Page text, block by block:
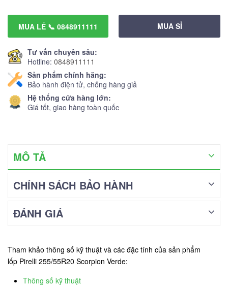
MUA LẺ 📞 0848911111 MUA SỈ
Tư vấn chuyên sâu:
Hotline: 0848911111
Sản phẩm chính hãng:
Bảo hành điện tử, chống hàng giả
Hệ thống cửa hàng lớn:
Giá tốt, giao hàng toàn quốc
MÔ TẢ
CHÍNH SÁCH BẢO HÀNH
ĐÁNH GIÁ
Tham khảo thông số kỹ thuật và các đặc tính của sản phẩm
lốp Pirelli 255/55R20 Scorpion Verde:
Thông số kỹ thuật